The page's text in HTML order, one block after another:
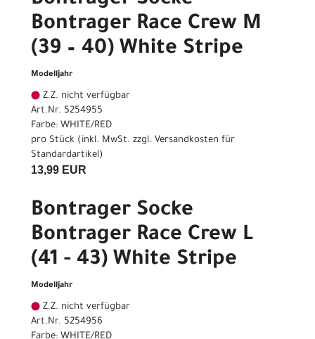
Bontrager Race Crew M
(39 – 40) White Stripe
Modelljahr
Z.Z. nicht verfügbar
Art.Nr. 5254955
Farbe: WHITE/RED
pro Stück (inkl. MwSt. zzgl. Versandkosten für
Standardartikel)
13,99 EUR
Bontrager Socke
Bontrager Race Crew L
(41 - 43) White Stripe
Modelljahr
Z.Z. nicht verfügbar
Art.Nr. 5254956
Farbe: WHITE/RED